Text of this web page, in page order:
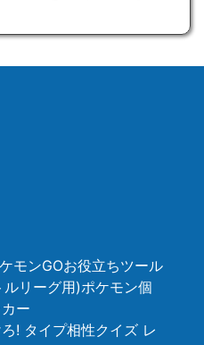
モンGOお役立ちツール
リーグ用)ポケモン個
ー
! タイプ相性クイズ レ